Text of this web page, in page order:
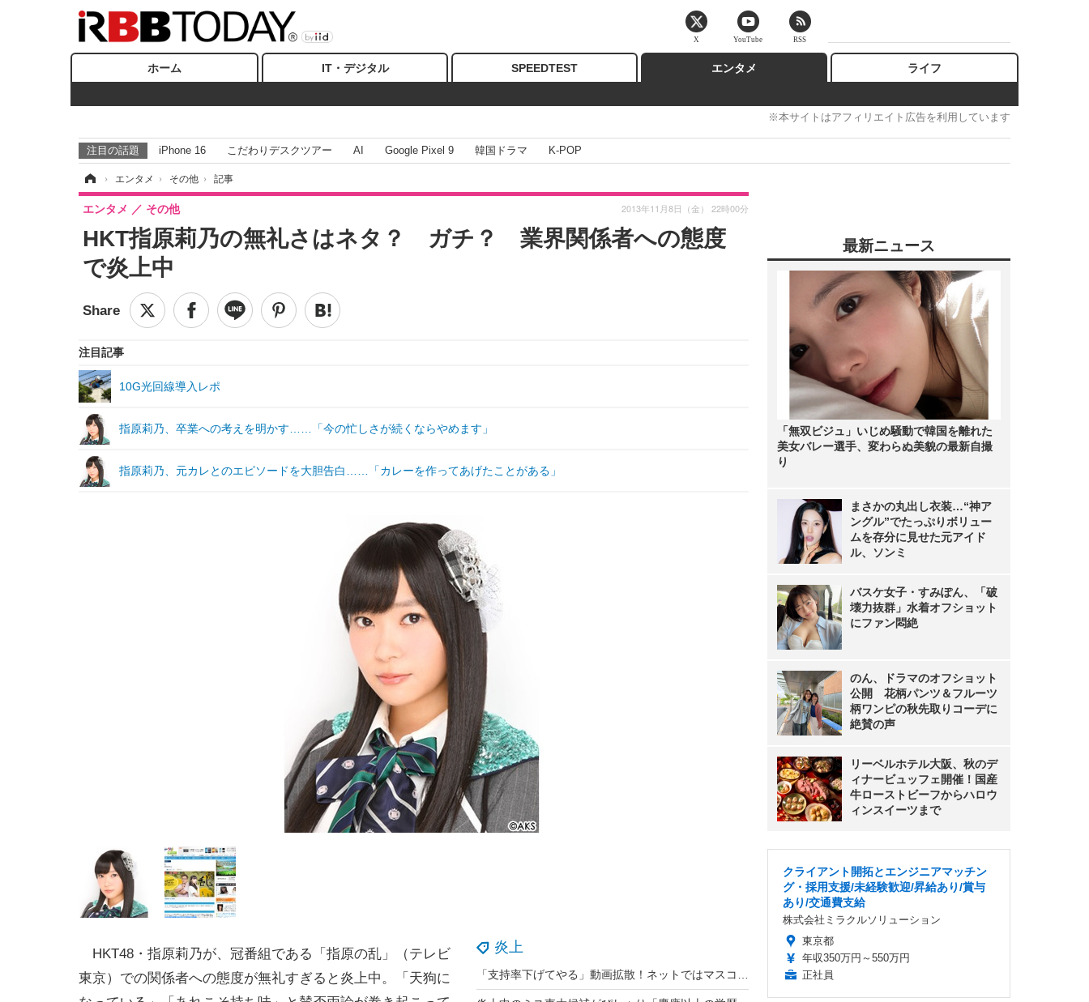
ホーム IT・デジタル SPEEDTEST エンタメ ライフ
※本サイトはアフィリエイト広告を利用しています
注目の話題 iPhone 16 こだわりデスクツアー AI Google Pixel 9 韓国ドラマ K-POP
› エンタメ › その他 › 記事
HKT指原莉乃の無礼さはネタ？ ガチ？ 業界関係者への態度
で炎上中
エンタメ その他 2013年11月8日（金） 22時00分
注目記事
10G光回線導入レポ
指原莉乃、卒業への考えを明かす……「今の忙しさが続くならやめます」
指原莉乃、元カレとのエピソードを大胆告白……「カレーを作ってあげたことがある」
炎上
HKT48・指原莉乃が、冠番組である「指原の乱」（テレビ
東京）での関係者への態度が無礼すぎると炎上中。「天狗に
最新ニュース
「無双ビジュ」いじめ騒動で韓国を離れた
美女バレー選手、変わらぬ美貌の最新自撮
り
まさかの丸出し衣装…“神ア
ングル”でたっぷりボリュー
ムを存分に見せた元アイド
ル、ソンミ
バスケ女子・すみぽん、「破
壊力抜群」水着オフショット
にファン悶絶
のん、ドラマのオフショット
公開 花柄パンツ＆フルーツ
柄ワンピの秋先取りコーデに
絶賛の声
リーベルホテル大阪、秋のデ
ィナービュッフェ開催！国産
牛ローストビーフからハロウ
ィンスイーツまで
クライアント開拓とエンジニアマッチン
グ・採用支援/未経験歓迎/昇給あり/賞与
あり/交通費支給
株式会社ミラクルソリューション
東京都
年収350万円～550万円
正社員
X YouTube RSS